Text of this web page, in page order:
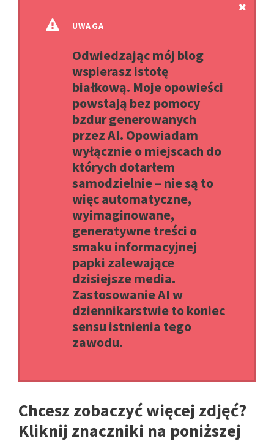
UWAGA
Odwiedzając mój blog
wspierasz istotę
białkową. Moje opowieści
powstają bez pomocy
bzdur generowanych
przez AI. Opowiadam
wyłącznie o miejscach do
których dotarłem
samodzielnie – nie są to
więc automatyczne,
wyimaginowane,
generatywne treści o
smaku informacyjnej
papki zalewające
dzisiejsze media.
Zastosowanie AI w
dziennikarstwie to koniec
sensu istnienia tego
zawodu.
Chcesz zobaczyć więcej zdjęć?
Kliknij znaczniki na poniższej